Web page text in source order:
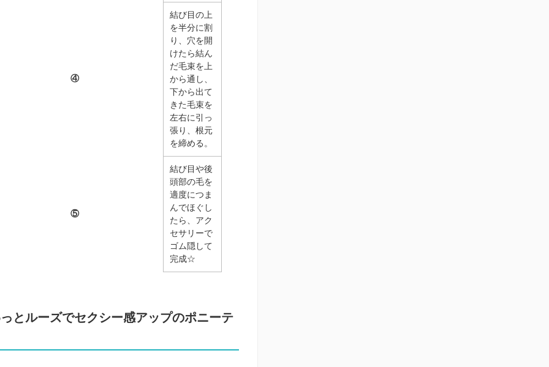
④
結び目の上
を半分に割
り、穴を開
けたら結ん
だ毛束を上
から通し、
下から出て
きた毛束を
左右に引っ
張り、根元
を締める。
⑤
結び目や後
頭部の毛を
適度につま
んでほぐし
たら、アク
セサリーで
ゴム隠して
完成☆
とルーズでセクシー感アップのポニーテ